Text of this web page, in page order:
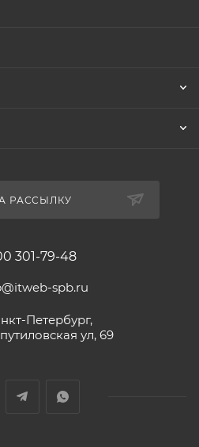
РАССЫЛКУ
301-79-48
spb.ru
Петербург,
ул, 69